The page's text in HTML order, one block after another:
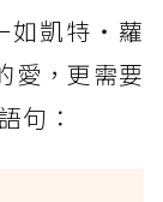
如凱特‧蘿
愛，更需要
句：